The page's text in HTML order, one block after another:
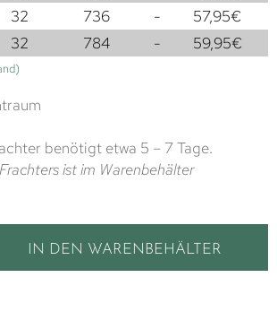
32 736 - 57,95€
32 784 - 59,95€
benötigt etwa 5 – 7 Tage.
ist im Warenbehälter
IN DEN WARENBEHÄLTER